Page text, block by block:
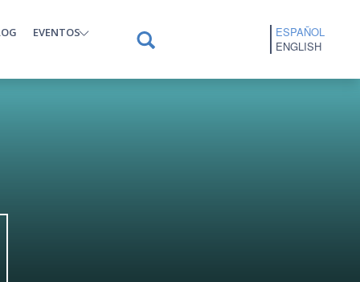
EVENTOS
ESPAÑOL
ENGLISH